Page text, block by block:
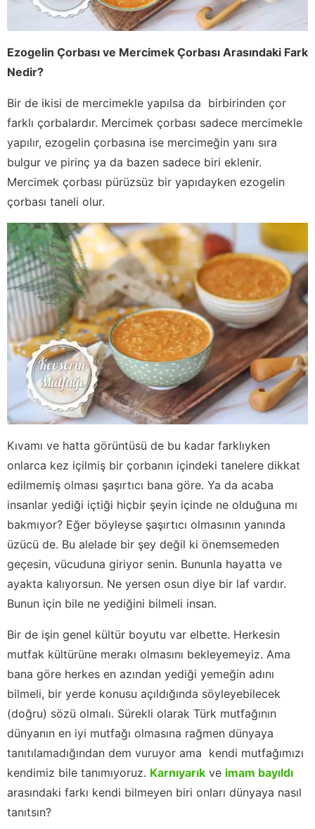
Ezogelin Çorbası ve Mercimek Çorbası Arasındaki Fark
Nedir?
Bir de ikisi de mercimekle yapılsa da birbirinden çor
farklı çorbalardır. Mercimek çorbası sadece mercimekle
yapılır, ezogelin çorbasına ise mercimeğin yanı sıra
bulgur ve pirinç ya da bazen sadece biri eklenir.
Mercimek çorbası pürüzsüz bir yapıdayken ezogelin
çorbası taneli olur.
Kıvamı ve hatta görüntüsü de bu kadar farklıyken
onlarca kez içilmiş bir çorbanın içindeki tanelere dikkat
edilmemiş olması şaşırtıcı bana göre. Ya da acaba
insanlar yediği içtiği hiçbir şeyin içinde ne olduğuna mı
bakmıyor? Eğer böyleyse şaşırtıcı olmasının yanında
üzücü de. Bu alelade bir şey değil ki önemsemeden
geçesin, vücuduna giriyor senin. Bununla hayatta ve
ayakta kalıyorsun. Ne yersen osun diye bir laf vardır.
Bunun için bile ne yediğini bilmeli insan.
Bir de işin genel kültür boyutu var elbette. Herkesin
mutfak kültürüne merakı olmasını bekleyemeyiz. Ama
bana göre herkes en azından yediği yemeğin adını
bilmeli, bir yerde konusu açıldığında söyleyebilecek
(doğru) sözü olmalı. Sürekli olarak Türk mutfağının
dünyanın en iyi mutfağı olmasına rağmen dünyaya
tanıtılamadığından dem vuruyor ama kendi mutfağımızı
kendimiz bile tanımıyoruz. Karnıyarık ve imam bayıldı
arasındaki farkı kendi bilmeyen biri onları dünyaya nasıl
tanıtsın?